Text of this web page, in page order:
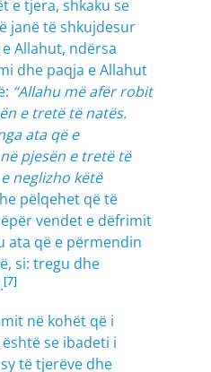
e tjera, shkaku se
janë të shkujdesur
Allahut, ndërsa
dhe paqja e Allahut
“Allahu më afër robit
e tretë të natës.
ata që e
pjesën e tretë të
neglizho këtë
pëlqehet që të
vendet e dëfrimit
ata që e përmendin
si: tregu dhe
[7]
në kohët që i
se ibadeti i
të tjerëve dhe